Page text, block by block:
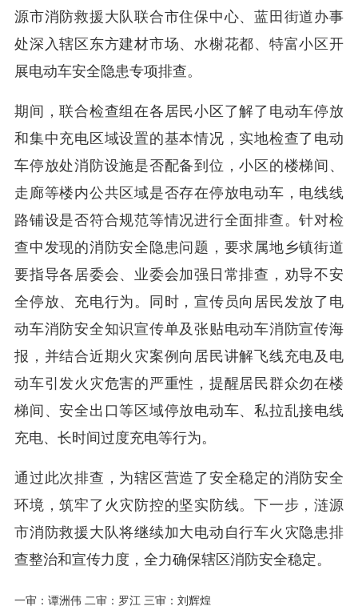
源市消防救援大队联合市住保中心、蓝田街道办事
处深入辖区东方建材市场、水榭花都、特富小区开
展电动车安全隐患专项排查。
期间，联合检查组在各居民小区了解了电动车停放
和集中充电区域设置的基本情况，实地检查了电动
车停放处消防设施是否配备到位，小区的楼梯间、
走廊等楼内公共区域是否存在停放电动车，电线线
路铺设是否符合规范等情况进行全面排查。针对检
查中发现的消防安全隐患问题，要求属地乡镇街道
要指导各居委会、业委会加强日常排查，劝导不安
全停放、充电行为。同时，宣传员向居民发放了电
动车消防安全知识宣传单及张贴电动车消防宣传海
报，并结合近期火灾案例向居民讲解飞线充电及电
动车引发火灾危害的严重性，提醒居民群众勿在楼
梯间、安全出口等区域停放电动车、私拉乱接电线
充电、长时间过度充电等行为。
通过此次排查，为辖区营造了安全稳定的消防安全
环境，筑牢了火灾防控的坚实防线。下一步，涟源
市消防救援大队将继续加大电动自行车火灾隐患排
查整治和宣传力度，全力确保辖区消防安全稳定。
一审：谭洲伟 二审：罗江 三审：刘辉煌